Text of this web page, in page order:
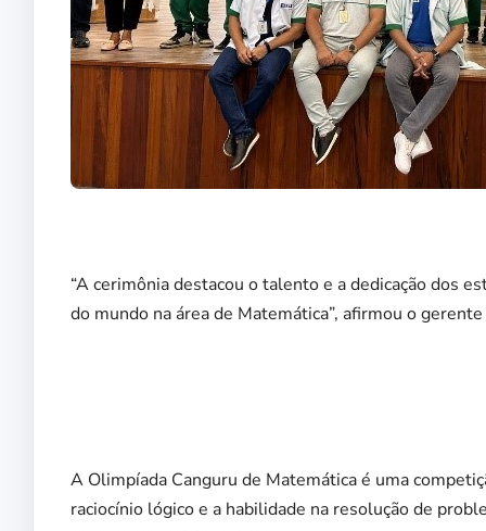
“A cerimônia destacou o talento e a dedicação dos
do mundo na área de Matemática”, afirmou o
A Olimpíada Canguru de Matemática é uma
raciocínio lógico e a habilidade na resolução de